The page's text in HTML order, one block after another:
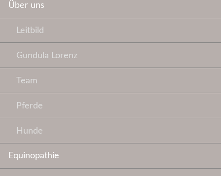
Über uns
Leitbild
Gundula Lorenz
Team
Pferde
Hunde
Equinopathie